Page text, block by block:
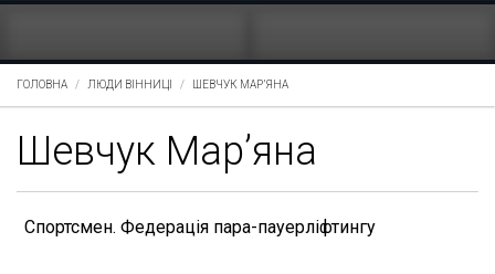
ГОЛОВНА ЛЮДИ ВІННИЦІ ШЕВЧУК МАР’ЯНА
Шевчук Мар’яна
Спортсмен. Федерація пара-пауерліфтингу